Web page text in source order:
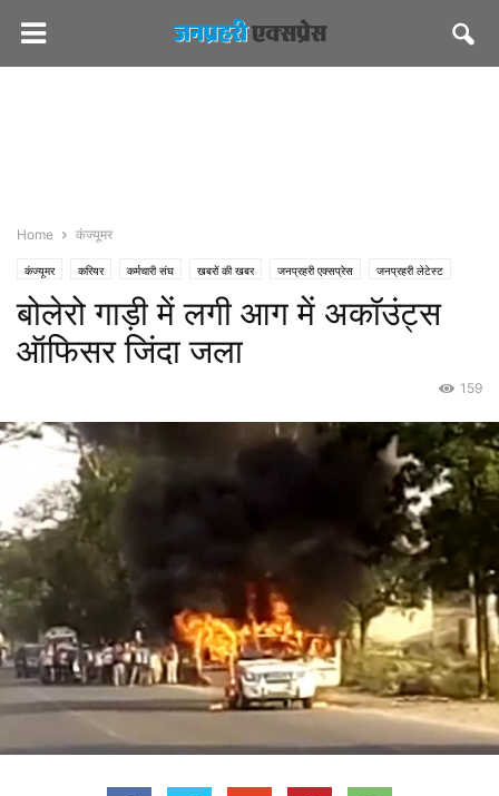
Home कंज्यूमर
कंज्यूमर करियर कर्मचारी संघ खबरों की खबर जनप्रहरी एक्सप्रेस जनप्रहरी लेटेस्ट
राज्य जयपुर दुर्घटना-हादसे शासन-प्रशासन मेडिकल
बोलेरो गाड़ी में लगी आग में अकॉउंट्स
ऑफिसर जिंदा जला
159